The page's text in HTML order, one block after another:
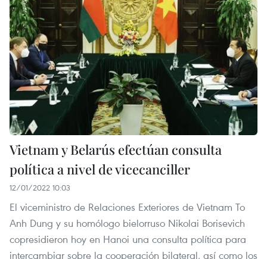
Vietnam y Belarús efectúan consulta
política a nivel de vicecanciller
12/01/2022 10:03
El viceministro de Relaciones Exteriores de Vietnam To
Anh Dung y su homólogo bielorruso Nikolai Borisevich
copresidieron hoy en Hanoi una consulta política para
intercambiar sobre la cooperación bilateral, así como los